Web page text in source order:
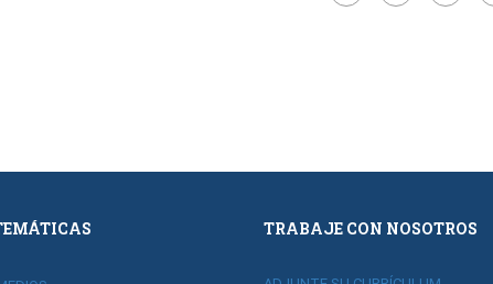
TRABAJE CON NOSOTROS